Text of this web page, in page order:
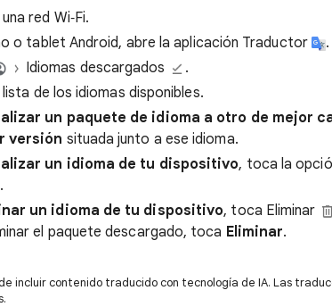
red Wi‑Fi.
o tablet Android, abre la aplicación Traductor
.
Idiomas descargados
.
de los idiomas disponibles.
un paquete de idioma a otro de mejor
versión situada junto a ese idioma.
un idioma de tu dispositivo, toca la
un idioma de tu dispositivo, toca Eliminar
el paquete descargado, toca Eliminar.
incluir contenido traducido con tecnología de IA. Las